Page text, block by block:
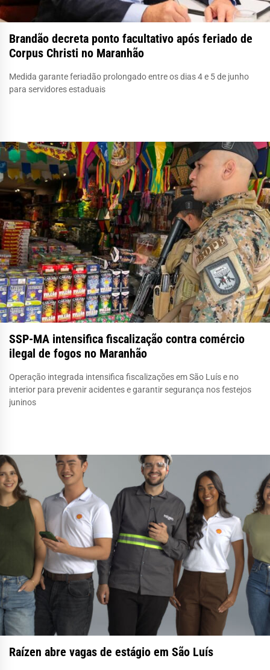
Brandão decreta ponto facultativo após feriado de
Corpus Christi no Maranhão
Medida garante feriadão prolongado entre os dias 4 e 5 de junho
para servidores estaduais
SSP-MA intensifica fiscalização contra comércio
ilegal de fogos no Maranhão
Operação integrada intensifica fiscalizações em São Luís e no
interior para prevenir acidentes e garantir segurança nos festejos
juninos
Raízen abre vagas de estágio em São Luís